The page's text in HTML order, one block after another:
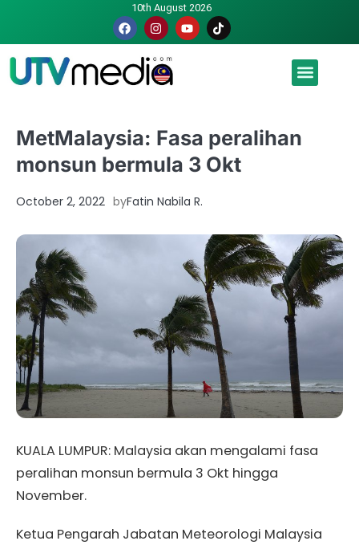
10th August 2026
MetMalaysia: Fasa peralihan
monsun bermula 3 Okt
October 2, 2022 byFatin Nabila R.
KUALA LUMPUR: Malaysia akan mengalami fasa
peralihan monsun bermula 3 Okt hingga
November.
Ketua Pengarah Jabatan Meteorologi Malaysia